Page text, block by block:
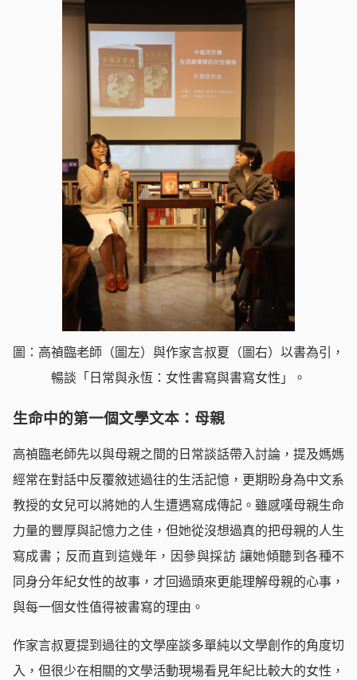
圖：高禎臨老師（圖左）與作家言叔夏（圖右）以書為引，
暢談「日常與永恆：女性書寫與書寫女性」。
生命中的第一個文學文本：母親
高禎臨老師先以與母親之間的日常談話帶入討論，提及媽媽
經常在對話中反覆敘述過往的生活記憶，更期盼身為中文系
教授的女兒可以將她的人生遭遇寫成傳記。雖感嘆母親生命
力量的豐厚與記憶力之佳，但她從沒想過真的把母親的人生
寫成書；反而直到這幾年，因參與採訪 讓她傾聽到各種不
同身分年紀女性的故事，才回過頭來更能理解母親的心事，
與每一個女性值得被書寫的理由。
作家言叔夏提到過往的文學座談多單純以文學創作的角度切
入，但很少在相關的文學活動現場看見年紀比較大的女性，